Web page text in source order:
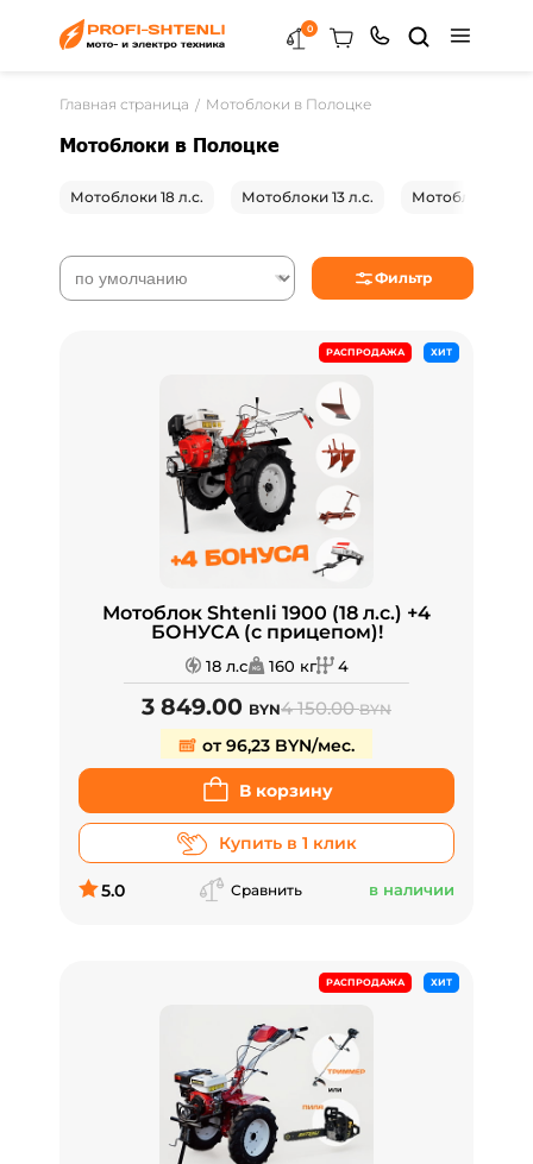
0
Главная страница Мотоблоки в Полоцке
Мотоблоки в Полоцке
Мотоблоки 18 л.с. Мотоблоки 13 л.с. Мотоблоки 8
Фильтр
РАСПРОДАЖА ХИТ
Мотоблок Shtenli 1900 (18 л.с.) +4
БОНУСА (с прицепом)!
18 л.с 160 кг 4
3 849.00 BYN4 150.00BYN
от 96,23 BYN/мес.
В корзину
Купить в 1 клик
5.0 Сравнить в наличии
РАСПРОДАЖА ХИТ